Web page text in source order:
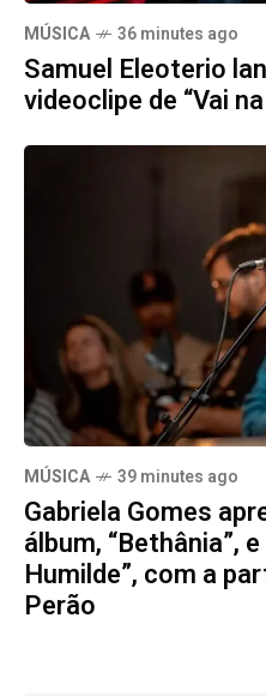
MÚSICA 36 minutes ago
Samuel Eleoterio
videoclipe de “Vai
MÚSICA 39 minutes ago
Gabriela Gomes
álbum, “Bethânia”,
Humilde”, com a
Perão